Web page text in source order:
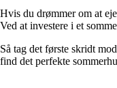
Hvis du drømmer om at
Ved at investere i et
Så tag det første skridt
find det perfekte